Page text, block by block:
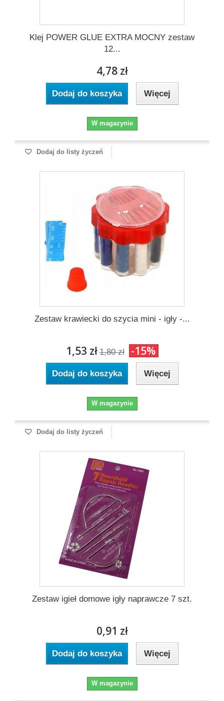
Klej POWER GLUE EXTRA MOCNY zestaw
12...
4,78 zł
Dodaj do koszyka Więcej
W magazynie
Dodaj do listy życzeń
Zestaw krawiecki do szycia mini - igły -...
1,53 zł 1,80 zł -15%
Dodaj do koszyka Więcej
W magazynie
Dodaj do listy życzeń
Zestaw igieł domowe igły naprawcze 7 szt.
0,91 zł
Dodaj do koszyka Więcej
W magazynie